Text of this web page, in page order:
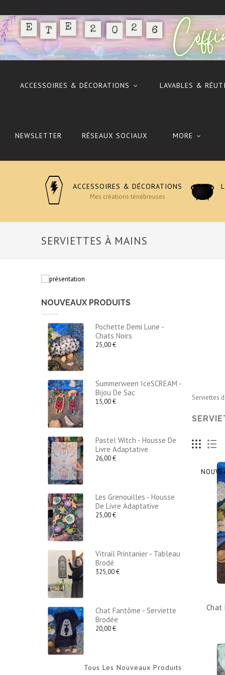
ACCESSOIRES & DÉCORATIONS LAVABLES &
NEWSLETTER RÉSEAUX SOCIAUX MORE
ACCESSOIRES & DÉCORATIONS
Mes créations ténébreuses
SERVIETTES À MAINS
NOUVEAUX PRODUITS
Pochette Demi Lune -
Chats Noirs
25,00 €
Summerween IceSCREAM -
Bijou De Sac
15,00 €
Pastel Witch - Housse De
Livre Adaptative
26,00 €
Les Grenouilles - Housse
De Livre Adaptative
25,00 €
Vitrail Printanier - Tableau
Brodé
325,00 €
Chat Fantôme - Serviette
Brodée
20,00 €
Tous Les Nouveaux Produits
Serviettes
Chat